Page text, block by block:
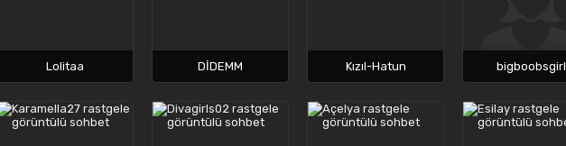
Lolitaa DİDEMM Kızıl-Hatun bigboobsgirl